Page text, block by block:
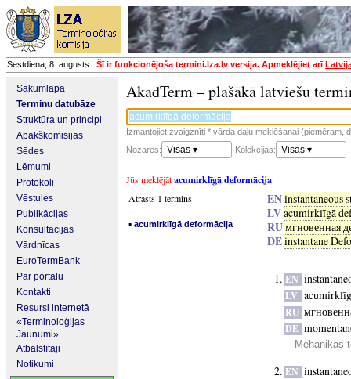
Sestdiena, 8. augusts Šī ir funkcionējoša termini.lza.lv versija. Apmeklējiet arī
Sākumlapa
Terminu datubāze
Struktūra un principi
Apakškomisijas
Sēdes
Lēmumi
Protokoli
Vēstules
Publikācijas
Konsultācijas
Vārdnīcas
EuroTermBank
Par portālu
Kontakti
Resursi internetā
«Terminoloģijas
Jaunumi»
Atbalstītāji
Notikumi
AkadTerm – plašākā latviešu
Izmantojiet zvaigznīti * vārda daļu meklēšanai (piemēram,
Nozares:
Visas ▾ Kolekcijas: Visas ▾
Jūs meklējātacumirklīgā deformācija
Atrasts 1 termins
▪ acumirklīgā deformācija
ENinstantaneous
LVacumirklīgā
RUмгновенная
DEinstantane
EN
LV
RU
DE
Mehānikas
EN